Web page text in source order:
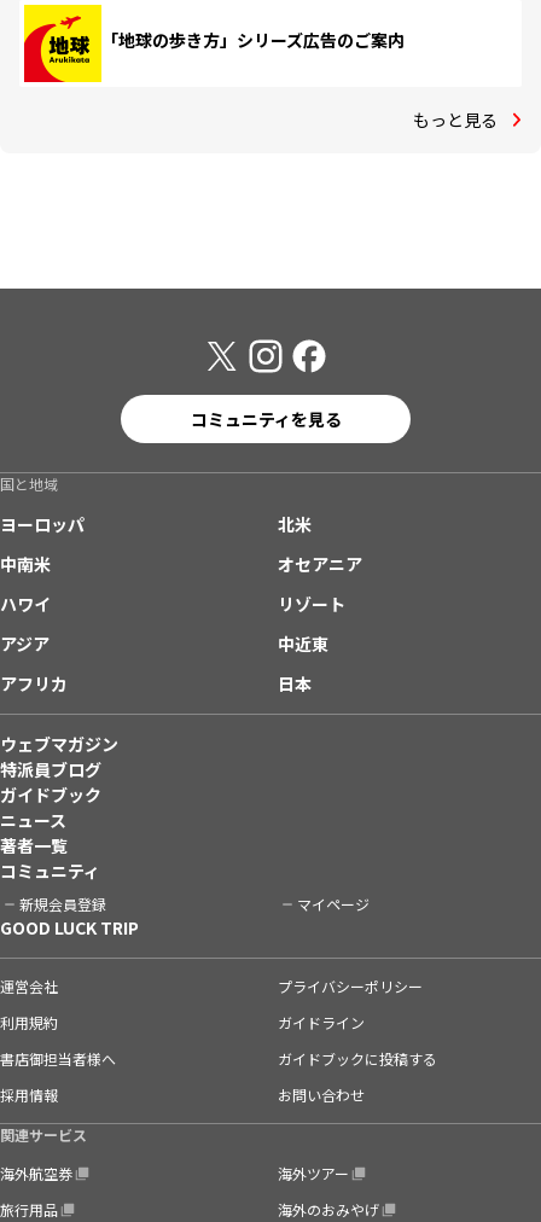
「地球の歩き方」シリーズ広告のご案内
もっと見る
コミュニティを見る
国と地域
ヨーロッパ
北米
中南米
オセアニア
ハワイ
リゾート
アジア
中近東
アフリカ
日本
ウェブマガジン
特派員ブログ
ガイドブック
ニュース
著者一覧
コミュニティ
新規会員登録 マイページ
GOOD LUCK TRIP
運営会社
プライバシーポリシー
利用規約
ガイドライン
書店御担当者様へ
ガイドブックに投稿する
採用情報
お問い合わせ
関連サービス
海外航空券
海外ツアー
旅行用品
海外のおみやげ